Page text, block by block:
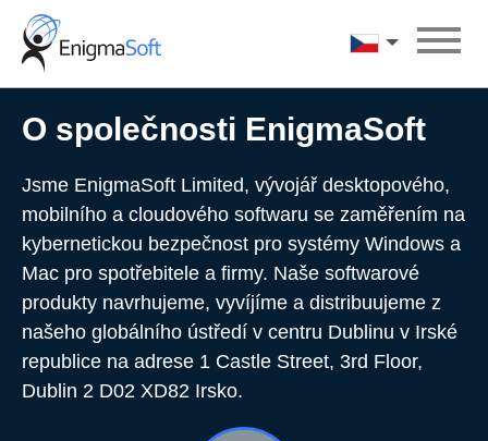
Skip
content
Čeština
O společnosti EnigmaSoft
Jsme EnigmaSoft Limited, vývojář desktopového,
mobilního a cloudového softwaru se zaměřením na
kybernetickou bezpečnost pro systémy Windows a
Mac pro spotřebitele a firmy. Naše softwarové
produkty navrhujeme, vyvíjíme a distribuujeme z
našeho globálního ústředí v centru Dublinu v Irské
republice na adrese 1 Castle Street, 3rd Floor,
Dublin 2 D02 XD82 Irsko.